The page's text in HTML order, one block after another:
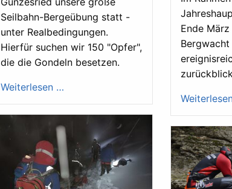
Seilbahn-Bergeübung statt -
unter Realbedingungen.
Hierfür suchen wir 150 "Opfer",
die die Gondeln besetzen.
Weiterlesen …
Ende